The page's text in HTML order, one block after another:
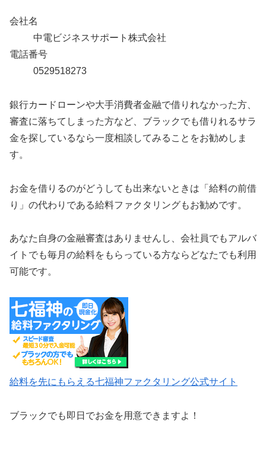
会社名
中電ビジネスサポート株式会社
電話番号
0529518273
銀行カードローンや大手消費者金融で借りれなかった方、
審査に落ちてしまった方など、ブラックでも借りれるサラ
金を探しているなら一度相談してみることをお勧めしま
す。
お金を借りるのがどうしても出来ないときは「給料の前借
り」の代わりである給料ファクタリングもお勧めです。
あなた自身の金融審査はありませんし、会社員でもアルバ
イトでも毎月の給料をもらっている方ならどなたでも利用
可能です。
給料を先にもらえる七福神ファクタリング公式サイト
ブラックでも即日でお金を用意できますよ！